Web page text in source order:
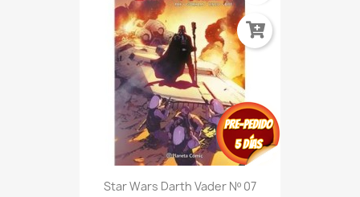
Star Wars Darth Vader Nº 07